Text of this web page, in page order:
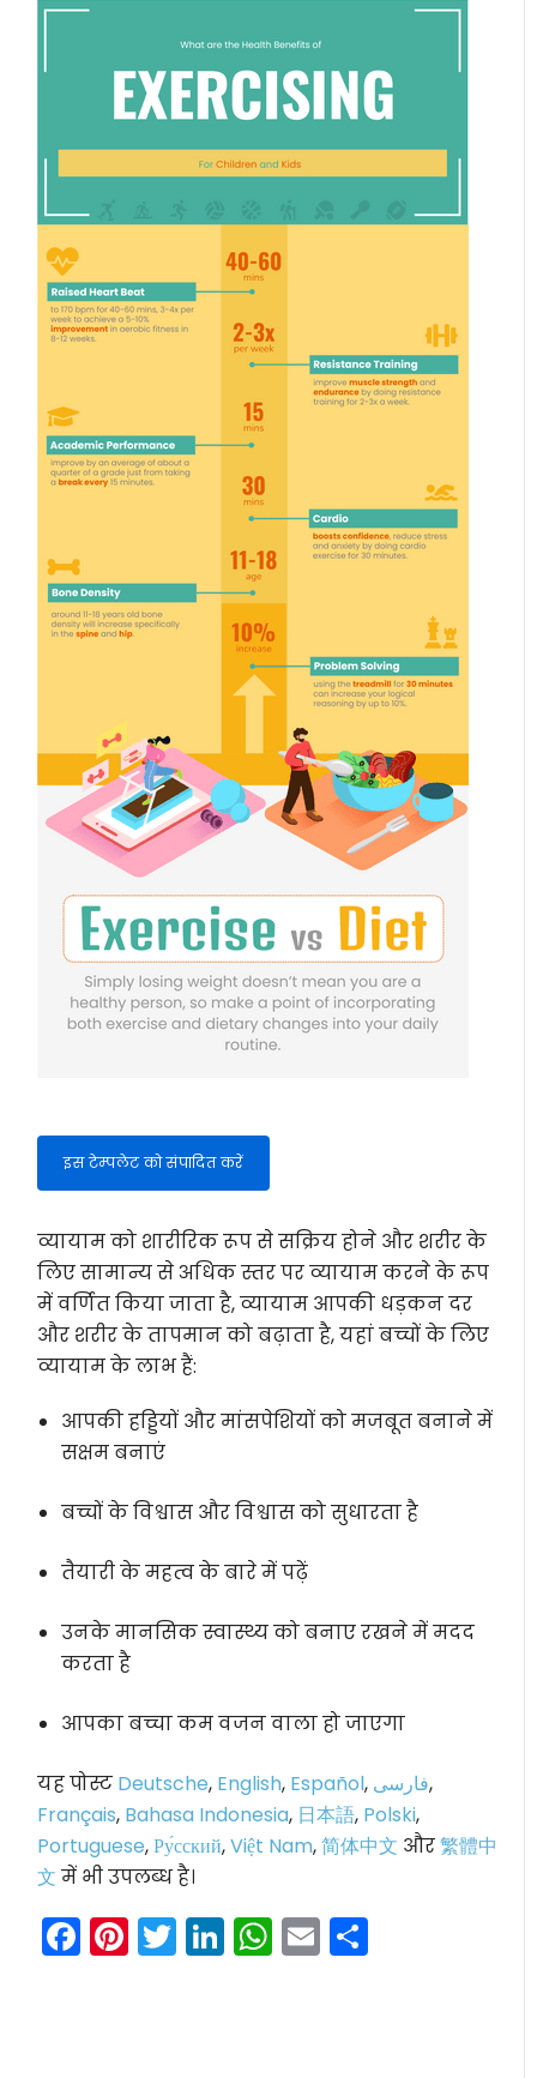
इस टेम्पलेट को संपादित करें
व्यायाम को शारीरिक रूप से सक्रिय होने और शरीर के
लिए सामान्य से अधिक स्तर पर व्यायाम करने के रूप
में वर्णित किया जाता है, व्यायाम आपकी धड़कन दर
और शरीर के तापमान को बढ़ाता है, यहां बच्चों के लिए
व्यायाम के लाभ हैं:
आपकी हड्डियों और मांसपेशियों को मजबूत बनाने में
सक्षम बनाएं
बच्चों के विश्वास और विश्वास को सुधारता है
तैयारी के महत्व के बारे में पढ़ें
उनके मानसिक स्वास्थ्य को बनाए रखने में मदद
करता है
आपका बच्चा कम वजन वाला हो जाएगा
यह पोस्ट Deutsche, English, Español, فارسی,
Français, Bahasa Indonesia, 日本語, Polski,
Portuguese,Ру́сский,Việt Nam,简体中文 और繁體中
文 में भी उपलब्ध है।
Facebook
Pinterest
Twitter
LinkedIn
WhatsApp
Email